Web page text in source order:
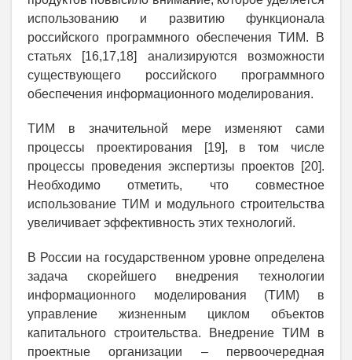
использованию и развитию функционала
российского программного обеспечения ТИМ. В
статьях [16,17,18] анализируются возможности
существующего российского программного
обеспечения информационного моделирования.
ТИМ в значительной мере изменяют сами
процессы проектирования [19], в том числе
процессы проведения экспертизы проектов [20].
Необходимо отметить, что совместное
использование ТИМ и модульного строительства
увеличивает эффективность этих технологий.
В России на государственном уровне определена
задача скорейшего внедрения технологии
информационного моделирования (ТИМ) в
управление жизненным циклом объектов
капитального строительства. Внедрение ТИМ в
проектные организации – первоочередная